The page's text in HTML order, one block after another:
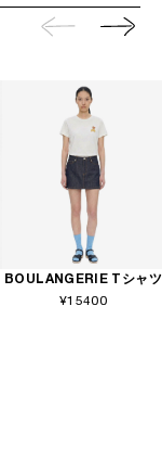
BOULANGERIE Tシャツ
¥15400